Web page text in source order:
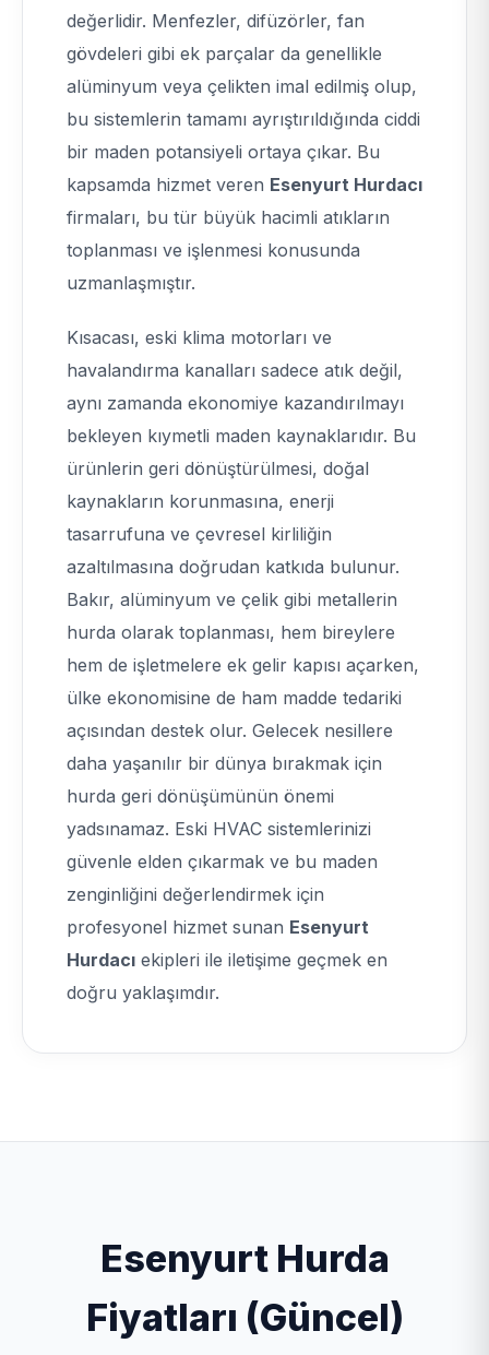
değerlidir. Menfezler, difüzörler, fan
gövdeleri gibi ek parçalar da genellikle
alüminyum veya çelikten imal edilmiş olup,
bu sistemlerin tamamı ayrıştırıldığında ciddi
bir maden potansiyeli ortaya çıkar. Bu
kapsamda hizmet veren Esenyurt Hurdacı
firmaları, bu tür büyük hacimli atıkların
toplanması ve işlenmesi konusunda
uzmanlaşmıştır.
Kısacası, eski klima motorları ve
havalandırma kanalları sadece atık değil,
aynı zamanda ekonomiye kazandırılmayı
bekleyen kıymetli maden kaynaklarıdır. Bu
ürünlerin geri dönüştürülmesi, doğal
kaynakların korunmasına, enerji
tasarrufuna ve çevresel kirliliğin
azaltılmasına doğrudan katkıda bulunur.
Bakır, alüminyum ve çelik gibi metallerin
hurda olarak toplanması, hem bireylere
hem de işletmelere ek gelir kapısı açarken,
ülke ekonomisine de ham madde tedariki
açısından destek olur. Gelecek nesillere
daha yaşanılır bir dünya bırakmak için
hurda geri dönüşümünün önemi
yadsınamaz. Eski HVAC sistemlerinizi
güvenle elden çıkarmak ve bu maden
zenginliğini değerlendirmek için
profesyonel hizmet sunan Esenyurt
Hurdacı ekipleri ile iletişime geçmek en
doğru yaklaşımdır.
Esenyurt Hurda
Fiyatları (Güncel)